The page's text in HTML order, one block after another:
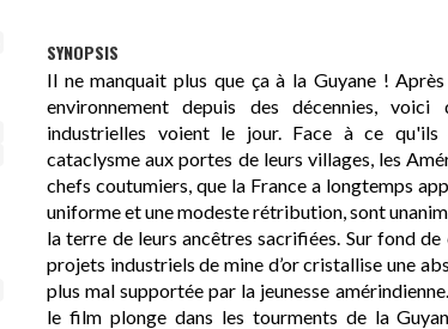
SYNOPSIS
Il ne manquait plus que ça à la Guyane !
environnement depuis des décennies,
industrielles voient le jour. Face à ce qu'ils
cataclysme aux portes de leurs villages, les
chefs coutumiers, que la France a longtemps
uniforme et une modeste rétribution, sont
la terre de leurs ancêtres sacrifiées. Sur fond
projets industriels de mine d’or cristallise une
plus mal supportée par la jeunesse
le film plonge dans les tourments de la